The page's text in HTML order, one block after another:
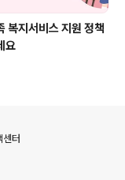
복지서비스 지원 정책
요
센터